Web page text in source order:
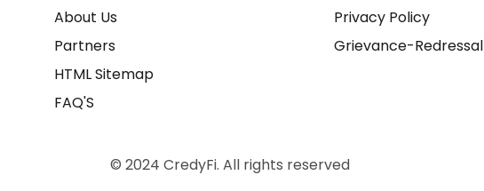
About Us
Partners
HTML Sitemap
FAQ'S
Privacy Policy
Grievance-Redressal
© 2024 CredyFi. All rights reserved